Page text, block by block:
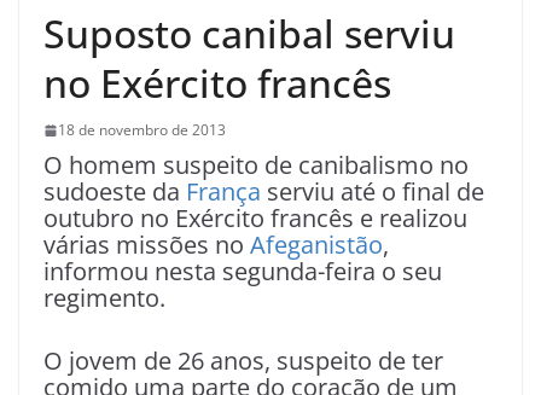
Suposto canibal serviu
no Exército francês
18 de novembro de 2013
O homem suspeito de canibalismo no
sudoeste da França serviu até o final de
outubro no Exército francês e realizou
várias missões no Afeganistão,
informou nesta segunda-feira o seu
regimento.
O jovem de 26 anos, suspeito de ter
comido uma parte do coração de um